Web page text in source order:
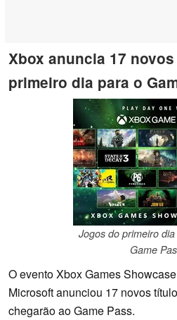
Xbox anuncia 17
primeiro dia para o
Jogos do primeiro
Game
O evento Xbox Games
Microsoft anunciou 17 novos
chegarão ao Game Pass.